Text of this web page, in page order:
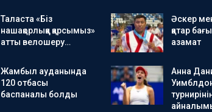
Таласта «Біз
нашақорлыққа қарсымыз»
атты велошеру…
Жамбыл ауданында
120 отбасы
баспаналы болды
Әскер
қатар
азамат
Анна